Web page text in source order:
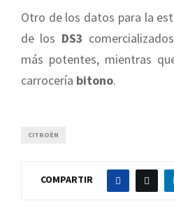
Otro de los datos para la
de los DS3
más potentes, mientras
carrocería bitono.
CITROËN
COMPARTIR